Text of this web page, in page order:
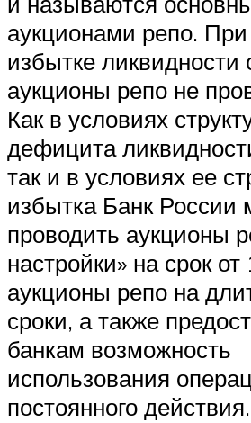
аукционами репо. При
избытке ликвидности
аукционы репо не
Как в условиях
дефицита
так и в условиях ее
избытка Банк России
проводить аукционы
настройки» на срок
аукционы репо на
сроки, а также
банкам возможность
использования
постоянного действия.